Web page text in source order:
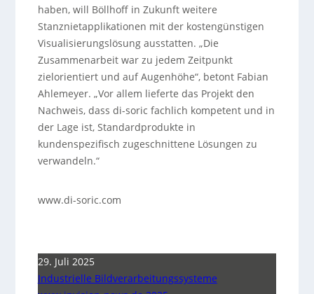
haben, will Böllhoff in Zukunft weitere
Stanznietapplikationen mit der kostengünstigen
Visualisierungslösung ausstatten. „Die
Zusammenarbeit war zu jedem Zeitpunkt
zielorientiert und auf Augenhöhe“, betont Fabian
Ahlemeyer. „Vor allem lieferte das Projekt den
Nachweis, dass di-soric fachlich kompetent und in
der Lage ist, Standardprodukte in
kundenspezifisch zugeschnittene Lösungen zu
verwandeln.“
www.di-soric.com
29. Juli 2025
Industrielle Bildverarbeitungssysteme